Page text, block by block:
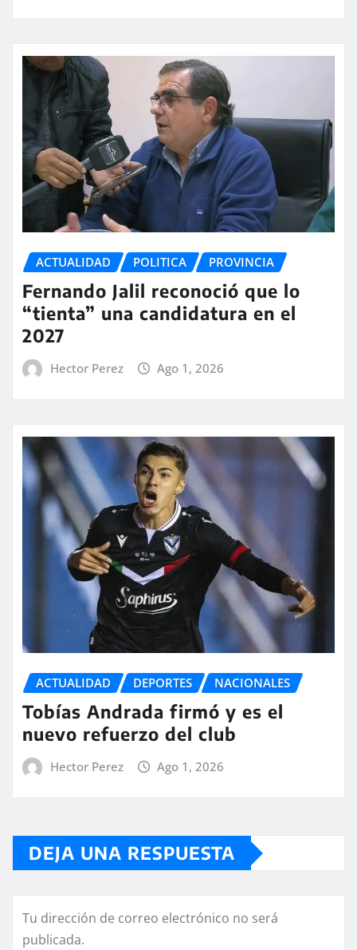
ACTUALIDAD POLITICA PROVINCIA
Fernando Jalil reconoció que lo
“tienta” una candidatura en el
2027
Hector Perez Ago 1, 2026
ACTUALIDAD DEPORTES NACIONALES
Tobías Andrada firmó y es el
nuevo refuerzo del club
Hector Perez Ago 1, 2026
DEJA UNA RESPUESTA
Tu dirección de correo electrónico no será
publicada.